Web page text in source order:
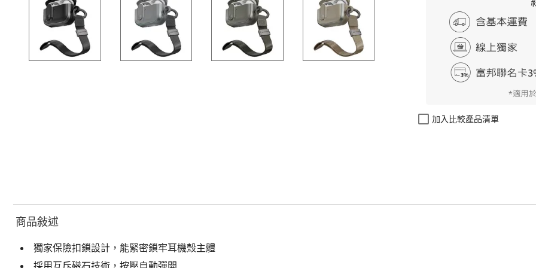
加入比較產品清單
商品敍述
獨家保險扣鎖設計，能緊密鎖牢耳機殼主體